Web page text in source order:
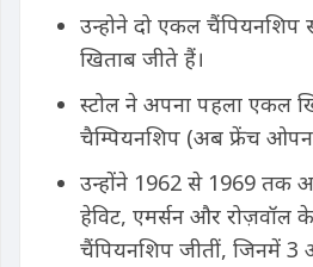
उन्होने दो एकल चैंपियनशिप
खिताब जीते हैं।
स्टोल ने अपना पहला एकल
चैम्पियनशिप (अब फ्रेंच
उन्होंने 1962 से 1969 तक
हेविट, एमर्सन और रोज़वॉल
चैंपियनशिप जीतीं, जिनमें 3